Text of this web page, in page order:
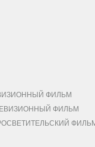
ФИЛЬМ
ФИЛЬМ